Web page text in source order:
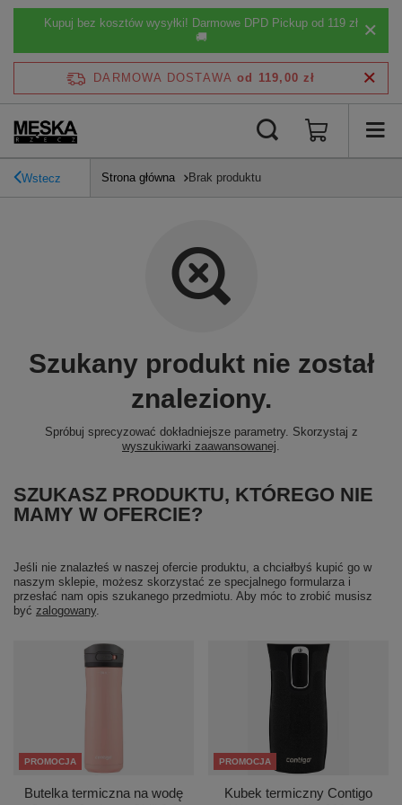
Kupuj bez kosztów wysyłki! Darmowe DPD Pickup od 119 zł
🚚
DARMOWA DOSTAWA od 119,00 zł
Wstecz Strona główna Brak produktu
Szukany produkt nie został
znaleziony.
Spróbuj sprecyzować dokładniejsze parametry. Skorzystaj z
wyszukiwarki zaawansowanej.
SZUKASZ PRODUKTU, KTÓREGO NIE
MAMY W OFERCIE?
Jeśli nie znalazłeś w naszej ofercie produktu, a chciałbyś kupić go w
naszym sklepie, możesz skorzystać ze specjalnego formularza i
przesłać nam opis szukanego przedmiotu. Aby móc to zrobić musisz
być zalogowany.
PROMOCJA
Butelka termiczna na wodę
PROMOCJA
Kubek termiczny Contigo